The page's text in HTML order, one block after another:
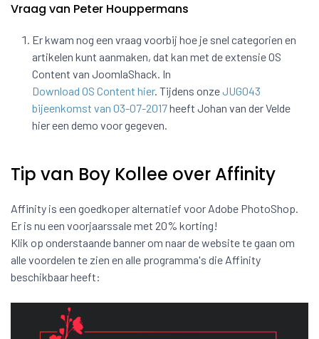
Vraag van Peter Houppermans
Er kwam nog een vraag voorbij hoe je snel categorien en
artikelen kunt aanmaken, dat kan met de extensie OS
Content van JoomlaShack. In
Download OS Content hier. Tijdens onzeJUG043
bijeenkomst van 03-07-2017heeft Johan van der Velde
hier een demo voor gegeven.
Tip van Boy Kollee over Affinity
Affinity is een goedkoper alternatief voor Adobe PhotoShop.
Er is nu een voorjaarssale met 20% korting!
Klik op onderstaande banner om naar de website te gaan om
alle voordelen te zien en alle programma's die Affinity
beschikbaar heeft: